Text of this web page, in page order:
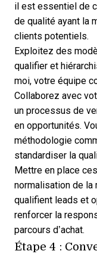
il est essentiel de
de qualité ayant la
clients potentiels.
Exploitez des
qualifier et
moi, votre équipe
Collaborez avec
un processus de
en opportunités.
méthodologie
standardiser la
Mettre en place
normalisation de la
qualifient leads et
renforcer la
parcours d’achat.
Étape 4 :